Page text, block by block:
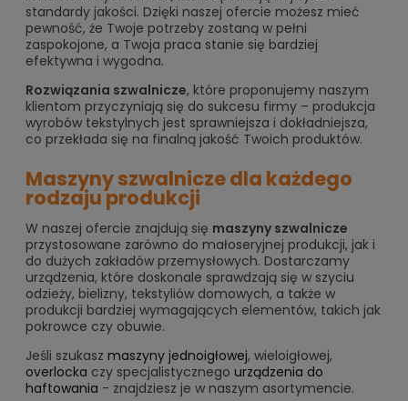
standardy jakości. Dzięki naszej ofercie możesz mieć
pewność, że Twoje potrzeby zostaną w pełni
zaspokojone, a Twoja praca stanie się bardziej
efektywna i wygodna.
Rozwiązania szwalnicze, które proponujemy naszym
klientom przyczyniają się do sukcesu firmy – produkcja
wyrobów tekstylnych jest sprawniejsza i dokładniejsza,
co przekłada się na finalną jakość Twoich produktów.
Maszyny szwalnicze dla każdego
rodzaju produkcji
W naszej ofercie znajdują się maszyny szwalnicze
przystosowane zarówno do małoseryjnej produkcji, jak i
do dużych zakładów przemysłowych. Dostarczamy
urządzenia, które doskonale sprawdzają się w szyciu
odzieży, bielizny, tekstyliów domowych, a także w
produkcji bardziej wymagających elementów, takich jak
pokrowce czy obuwie.
Jeśli szukasz maszyny jednoigłowej, wieloigłowej,
overlocka czy specjalistycznego urządzenia do
haftowania - znajdziesz je w naszym asortymencie.